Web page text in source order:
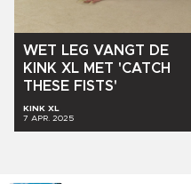
WET LEG VANGT DE
KINK XL MET 'CATCH
THESE FISTS'
KINK XL
7 APR. 2025